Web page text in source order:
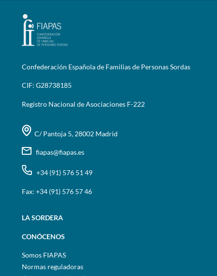
Confederación Española de Familias de Personas Sordas
CIF: G28738185
Registro Nacional de Asociaciones F-222
C/ Pantoja 5, 28002 Madrid
fiapas@fiapas.es
+34 (91) 576 51 49
Fax: +34 (91) 576 57 46
LA SORDERA
CONÓCENOS
Somos FIAPAS
Normas reguladoras